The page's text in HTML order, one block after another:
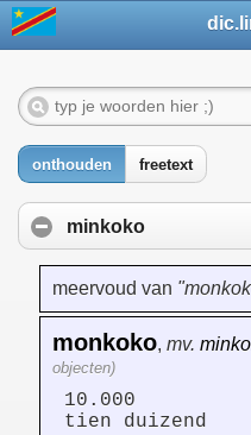
onthouden freetext
minkoko
meervoud van
monkoko, mv.
objecten)
10.000
tien duizend